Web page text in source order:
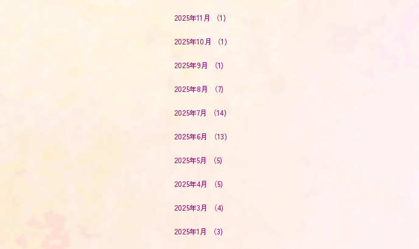
2025年11月 （1)
2025年10月 （1)
2025年9月 （1)
2025年8月 （7)
2025年7月 （14)
2025年6月 （13)
2025年5月 （5)
2025年4月 （5)
2025年3月 （4)
2025年1月 （3)